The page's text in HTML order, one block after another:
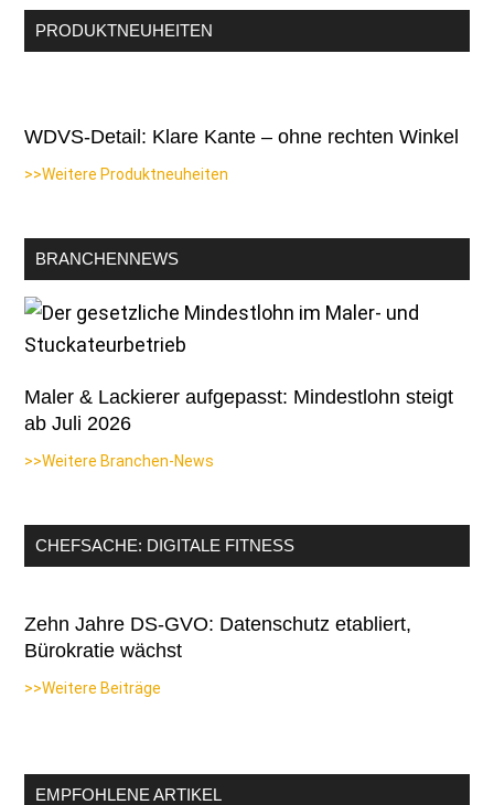
PRODUKTNEUHEITEN
WDVS-Detail: Klare Kante – ohne rechten Winkel
>>Weitere Produktneuheiten
BRANCHENNEWS
Maler & Lackierer aufgepasst: Mindestlohn steigt
ab Juli 2026
>>Weitere Branchen-News
CHEFSACHE: DIGITALE FITNESS
Zehn Jahre DS-GVO: Datenschutz etabliert,
Bürokratie wächst
>>Weitere Beiträge
EMPFOHLENE ARTIKEL